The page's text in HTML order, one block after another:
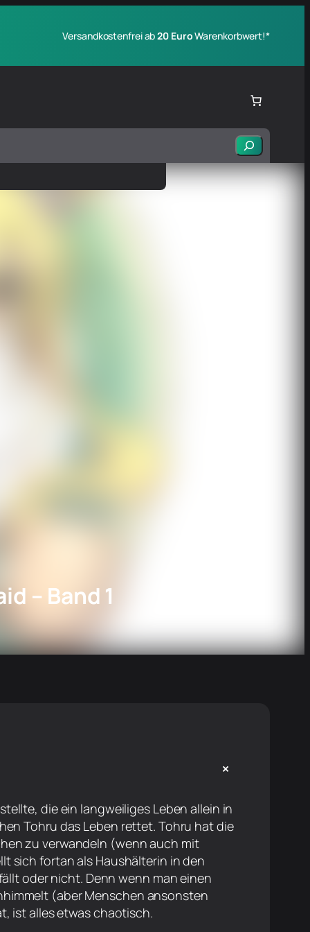
Versandkostenfrei ab20 EuroWarenkorbwert!*
Suchen
– Band 1
+
die ein langweiliges Leben allein in
Tohru das Leben rettet. Tohru hat die
zu verwandeln (wenn auch mit
sich fortan als Haushälterin in den
oder nicht. Denn wenn man einen
(aber Menschen ansonsten
ist alles etwas chaotisch.